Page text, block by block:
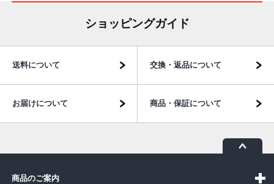
ショッピングガイド
送料について 交換・返品について
お届けについて 商品・保証について
商品のご案内